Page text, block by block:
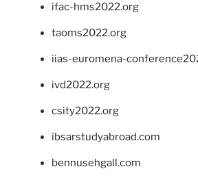
ifac-hms2022.org
taoms2022.org
iias-euromena-
ivd2022.org
csity2022.org
ibsarstudyabroad.com
bennusehgall.com